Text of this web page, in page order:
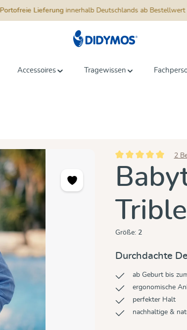
Portofreie Lieferunginnerhalb Deutschlands ab Bestellwert
Accessoires Tragewissen
Durchschnittliche
2
Größe: 2
Durchdachte
ab Geburt bis
ergonomische
perfekter Halt
nachhaltige &